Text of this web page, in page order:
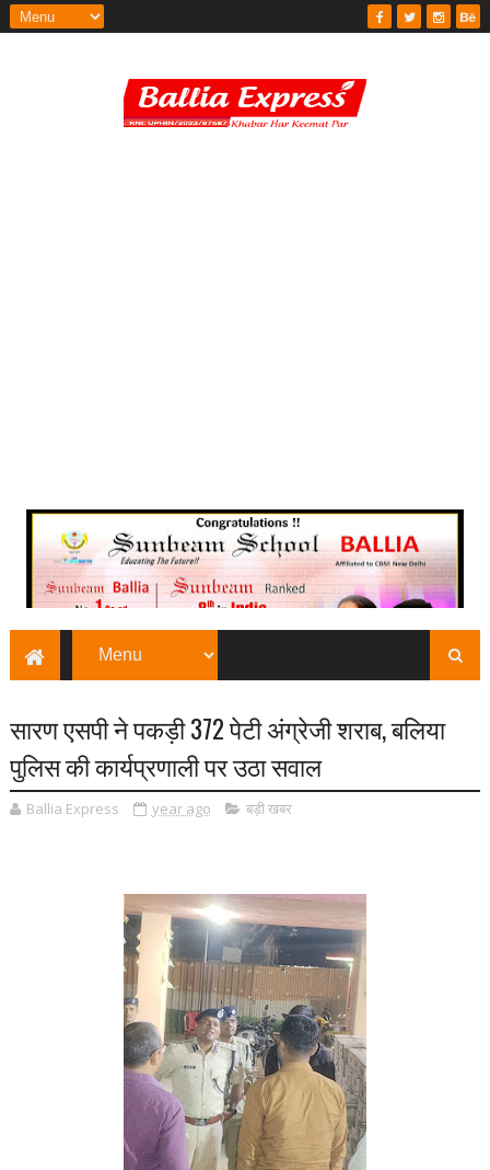
सारण एसपी ने पकड़ी 372 पेटी अंग्रेजी शराब, बलिया
पुलिस की कार्यप्रणाली पर उठा सवाल
Ballia Express year ago बड़ी खबर